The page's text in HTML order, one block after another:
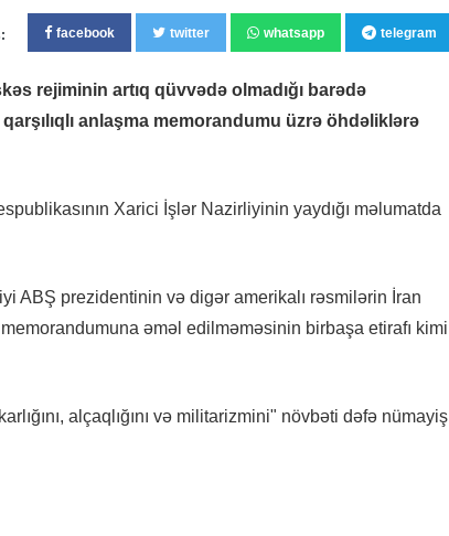
facebook twitter whatsapp telegram
rejiminin artıq qüvvədə olmadığı barədə
anlaşma memorandumu üzrə öhdəliklərə
Xarici İşlər Nazirliyinin yaydığı məlumatda
ABŞ prezidentinin və digər amerikalı rəsmilərin İran
memorandumuna əməl edilməməsinin birbaşa etirafı kimi
alçaqlığını və militarizmini" növbəti dəfə nümayiş